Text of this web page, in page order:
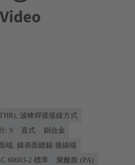
波峰焊接接線方式
: 9 直式
銅合金
端, 鎳表面鍍錫 接線端
60603-2 標準
聚酰胺 (PA)